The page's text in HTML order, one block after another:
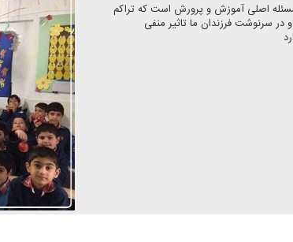
مسئله اصلی آموزش و پرورش است كه تراكم
سرنوشت فرزندان ما تاثیر منفی